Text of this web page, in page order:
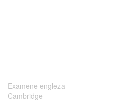
Examene engleza
Cambridge